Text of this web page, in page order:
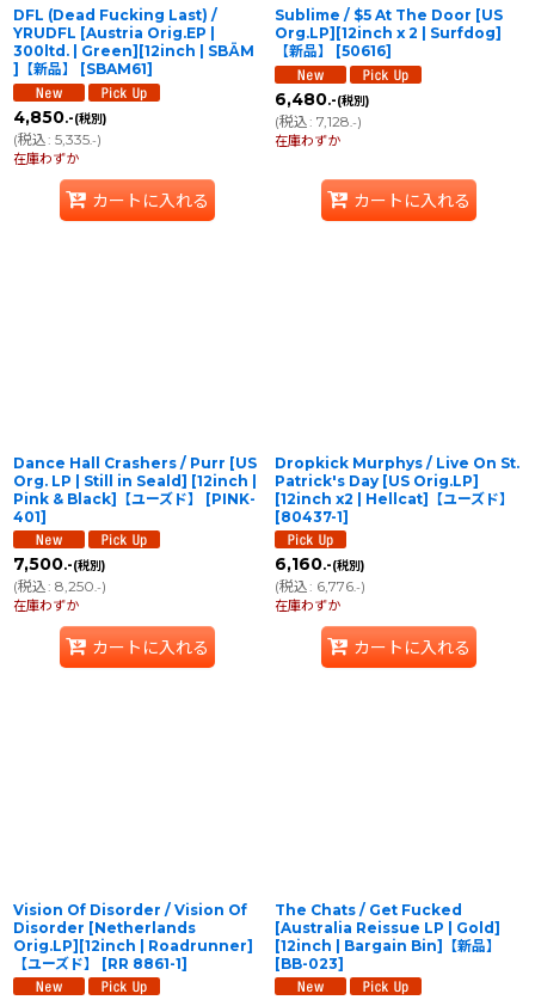
DFL (Dead Fucking Last) /
YRUDFL [Austria Orig.EP |
300ltd. | Green][12inch | SBÄM
]【新品】
[SBAM61]
4,850.-(税別)
(税込: 5,335.-)
在庫わずか
カートに入れる
Sublime / $5 At The Door [US
Org.LP][12inch x 2 | Surfdog]
【新品】
[50616]
6,480.-(税別)
(税込: 7,128 .-)
在庫わずか
カートに入れる
Dance Hall Crashers / Purr [US
Org. LP | Still in Seald] [12inch |
Pink & Black]【ユーズド】
[PINK-
401]
7,500.-(税別)
(税込: 8,250.-)
在庫わずか
カートに入れる
Dropkick Murphys / Live On St.
Patrick's Day [US Orig.LP]
[12inch x2 | Hellcat]【ユーズド】
[80437-1]
6,160.-(税別)
(税込: 6,776.-)
在庫わずか
カートに入れる
Vision Of Disorder / Vision Of
Disorder [Netherlands
Orig.LP][12inch | Roadrunner]
【ユーズド】
[RR 8861-1]
The Chats / Get Fucked
[Australia Reissue LP | Gold]
[12inch | Bargain Bin]【新品】
[BB-023]